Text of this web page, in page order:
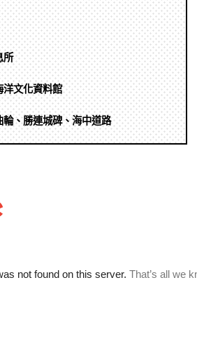
所
洋文化資料館
、勝連城碑、海中道路